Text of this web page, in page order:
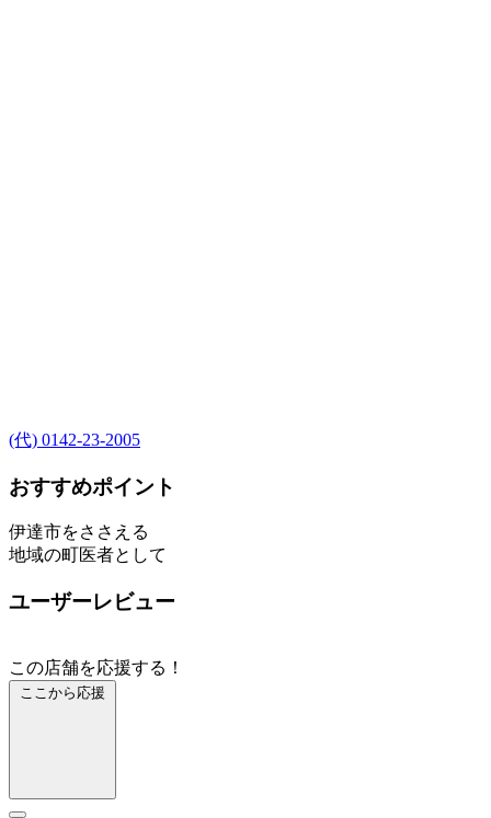
(代) 0142-23-2005
おすすめポイント
伊達市をささえる
地域の町医者として
ユーザーレビュー
この店舗を応援する！
ここから応援